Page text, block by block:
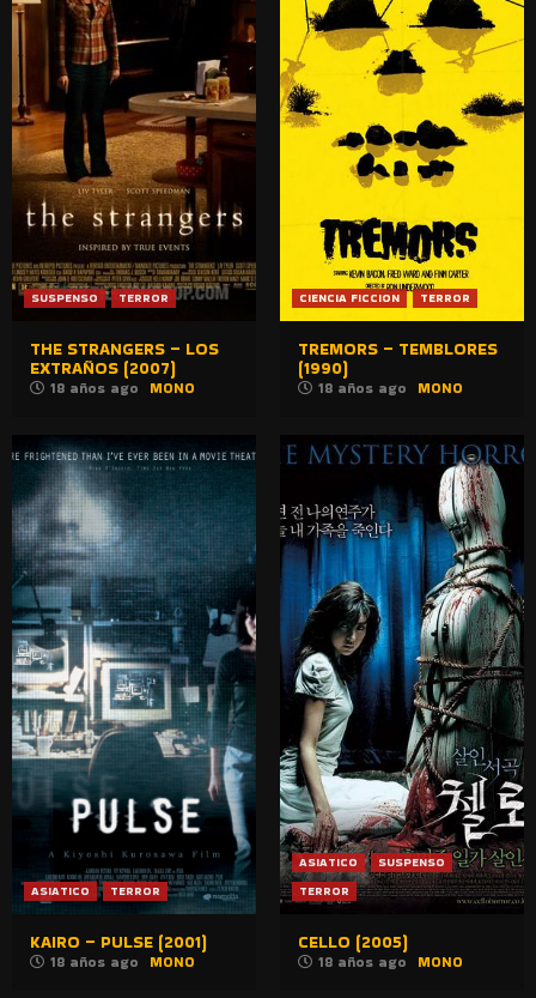
SUSPENSO TERROR
THE STRANGERS – LOS
EXTRAÑOS (2007)
18 años ago MONO
CIENCIA FICCION TERROR
TREMORS – TEMBLORES
(1990)
18 años ago MONO
ASIATICO TERROR
KAIRO – PULSE (2001)
18 años ago MONO
ASIATICO
SUSPENSO
TERROR
CELLO (2005)
18 años ago MONO